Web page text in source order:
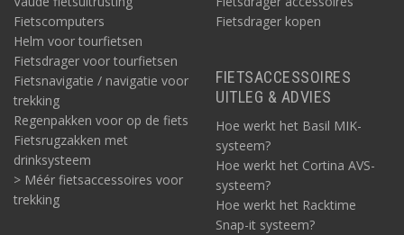
Fietscomputers
Helm voor tourfietsen
Fietsdrager voor tourfietsen
Fietsnavigatie / navigatie voor
trekking
Regenpakken voor op de fiets
Fietsrugzakken met
drinksysteem
> Méér fietsaccessoires voor
trekking
Fietsdrager kopen
FIETSACCESSOIRES
UITLEG & ADVIES
Hoe werkt het Basil MIK-
systeem?
Hoe werkt het Cortina AVS-
systeem?
Hoe werkt het Racktime
Snap-it systeem?